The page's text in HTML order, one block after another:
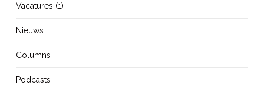
Vacatures (1)
Nieuws
Columns
Podcasts